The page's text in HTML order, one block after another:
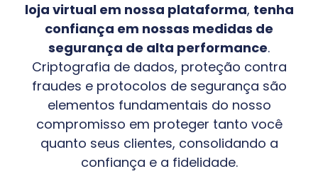
loja virtual em nossa plataforma, tenha
confiança em nossas medidas de
segurança de alta performance.
Criptografia de dados, proteção contra
fraudes e protocolos de segurança são
elementos fundamentais do nosso
compromisso em proteger tanto você
quanto seus clientes, consolidando a
confiança e a fidelidade.